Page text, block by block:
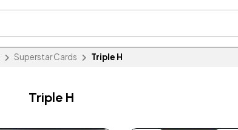
Superstar Cards Triple H
Triple H